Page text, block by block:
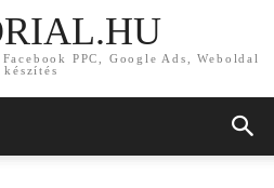
PPC, Google Ads, Weboldal
készítés